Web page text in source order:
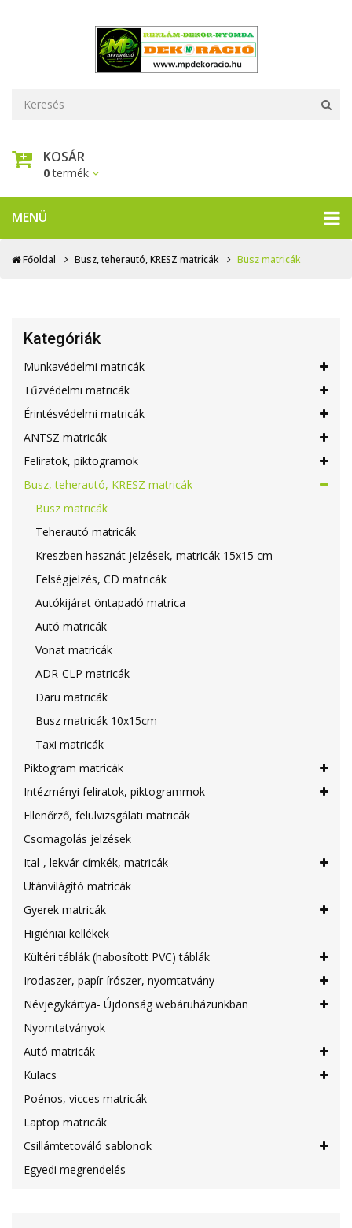
KOSÁR
0termék
MENÜ
Főoldal Busz, teherautó, KRESZ matricák Busz matricák
Kategóriák
Munkavédelmi matricák
Tűzvédelmi matricák
Érintésvédelmi matricák
ANTSZ matricák
Feliratok, piktogramok
Busz, teherautó, KRESZ matricák
Busz matricák
Teherautó matricák
Kreszben hasznát jelzések, matricák 15x15 cm
Felségjelzés, CD matricák
Autókijárat öntapadó matrica
Autó matricák
Vonat matricák
ADR-CLP matricák
Daru matricák
Busz matricák 10x15cm
Taxi matricák
Piktogram matricák
Intézményi feliratok, piktogrammok
Ellenőrző, felülvizsgálati matricák
Csomagolás jelzések
Ital-, lekvár címkék, matricák
Utánvilágító matricák
Gyerek matricák
Higiéniai kellékek
Kültéri táblák (habosított PVC) táblák
Irodaszer, papír-írószer, nyomtatvány
Névjegykártya- Újdonság webáruházunkban
Nyomtatványok
Autó matricák
Kulacs
Poénos, vicces matricák
Laptop matricák
Csillámtetováló sablonok
Egyedi megrendelés